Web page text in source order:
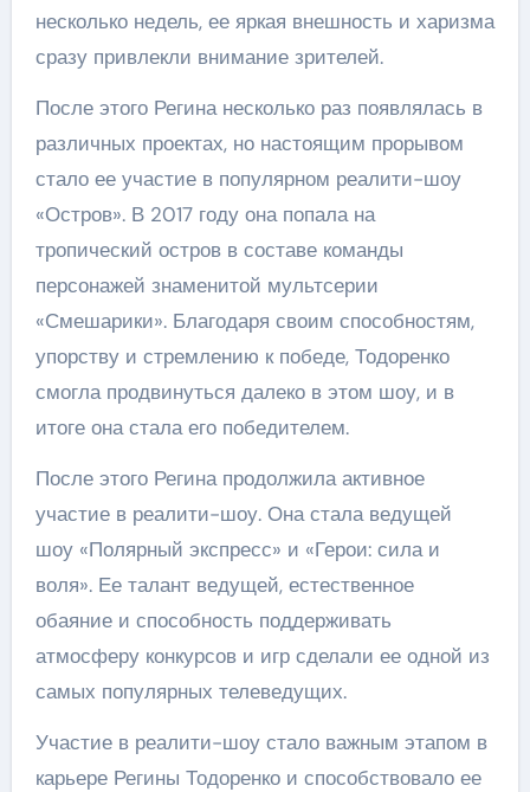
несколько недель, ее яркая внешность и харизма
сразу привлекли внимание зрителей.
После этого Регина несколько раз появлялась в
различных проектах, но настоящим прорывом
стало ее участие в популярном реалити-шоу
«Остров». В 2017 году она попала на
тропический остров в составе команды
персонажей знаменитой мультсерии
«Смешарики». Благодаря своим способностям,
упорству и стремлению к победе, Тодоренко
смогла продвинуться далеко в этом шоу, и в
итоге она стала его победителем.
После этого Регина продолжила активное
участие в реалити-шоу. Она стала ведущей
шоу «Полярный экспресс» и «Герои: сила и
воля». Ее талант ведущей, естественное
обаяние и способность поддерживать
атмосферу конкурсов и игр сделали ее одной из
самых популярных телеведущих.
Участие в реалити-шоу стало важным этапом в
карьере Регины Тодоренко и способствовало ее